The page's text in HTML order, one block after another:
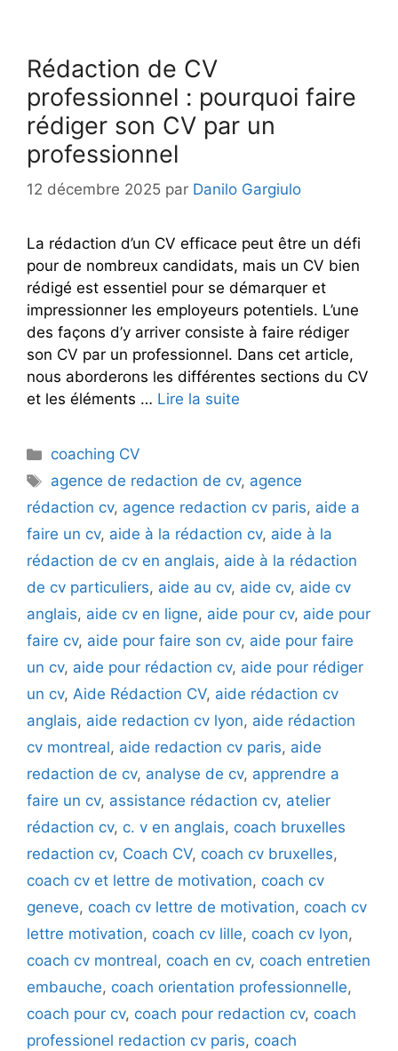
Rédaction de CV
professionnel : pourquoi faire
rédiger son CV par un
professionnel
12 décembre 2025 par Danilo Gargiulo
La rédaction d’un CV efficace peut être un défi
pour de nombreux candidats, mais un CV bien
rédigé est essentiel pour se démarquer et
impressionner les employeurs potentiels. L’une
des façons d’y arriver consiste à faire rédiger
son CV par un professionnel. Dans cet article,
nous aborderons les différentes sections du CV
et les éléments … Lire la suite
Catégories
coaching CV
Étiquettes
agence de redaction de cv, agence
rédaction cv, agence redaction cv paris, aide a
faire un cv, aide à la rédaction cv, aide à la
rédaction de cv en anglais, aide à la rédaction
de cv particuliers, aide au cv, aide cv, aide cv
anglais, aide cv en ligne, aide pour cv, aide pour
faire cv, aide pour faire son cv, aide pour faire
un cv, aide pour rédaction cv, aide pour rédiger
un cv, Aide Rédaction CV, aide rédaction cv
anglais, aide redaction cv lyon, aide rédaction
cv montreal, aide redaction cv paris, aide
redaction de cv, analyse de cv, apprendre a
faire un cv, assistance rédaction cv, atelier
rédaction cv, c. v en anglais, coach bruxelles
redaction cv, Coach CV, coach cv bruxelles,
coach cv et lettre de motivation, coach cv
geneve, coach cv lettre de motivation, coach cv
lettre motivation, coach cv lille, coach cv lyon,
coach cv montreal, coach en cv, coach entretien
embauche, coach orientation professionnelle,
coach pour cv, coach pour redaction cv, coach
professionel redaction cv paris, coach